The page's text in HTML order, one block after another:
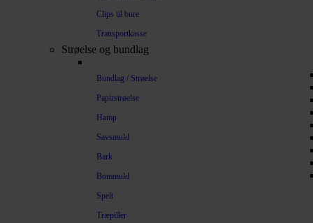
Clips til bure
Transportkasse
Strøelse og bundlag
Bundlag / Strøelse
Papirstrøelse
Hamp
Savsmuld
Bark
Bommuld
Spelt
Træpiller